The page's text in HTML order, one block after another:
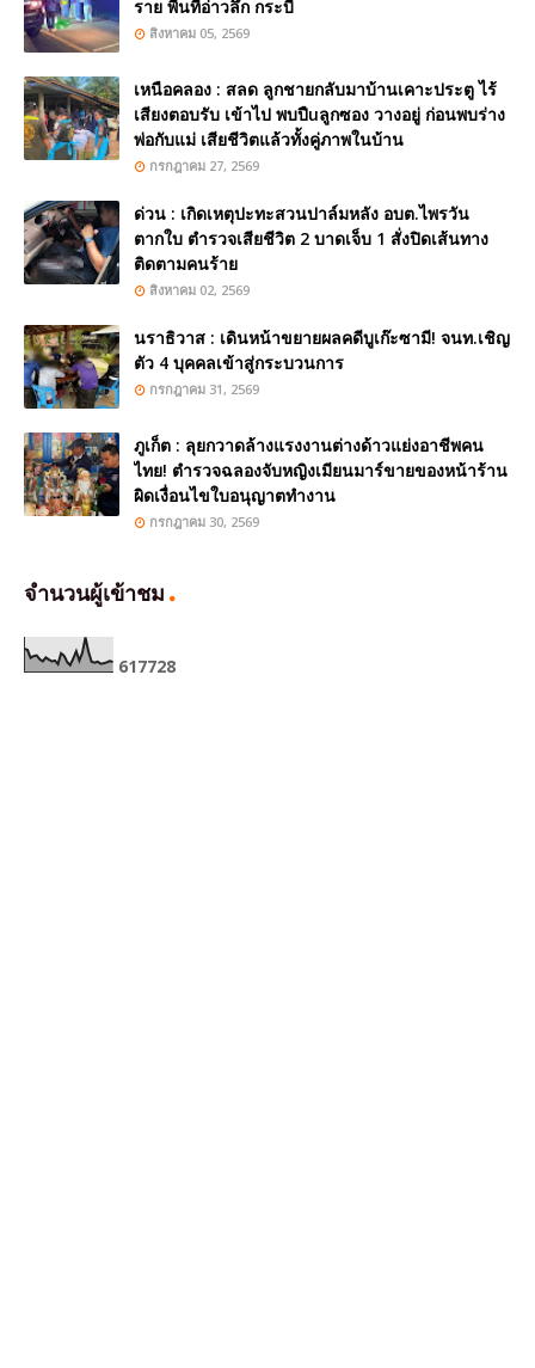
ราย พื้นที่อ่าวลึก กระบี่
สิงหาคม 05, 2569
เหนือคลอง : สลด ลูกชายกลับมาบ้านเคาะประตู ไร้
เสียงตอบรับ เข้าไป พบปืuลูกซอง วางอยู่ ก่อนพบร่าง
พ่อกับแม่ เสียชีวิตแล้วทั้งคู่ภาพในบ้าน
กรกฎาคม 27, 2569
ด่วน : เกิดเหตุปะทะสวนปาล์มหลัง อบต.ไพรวัน
ตากใบ ตำรวจเสียชีวิต 2 บาดเจ็บ 1 สั่งปิดเส้นทาง
ติดตามคนร้าย
สิงหาคม 02, 2569
นราธิวาส : เดินหน้าขยายผลคดีบูเก๊ะซามี! จนท.เชิญ
ตัว 4 บุคคลเข้าสู่กระบวนการ
กรกฎาคม 31, 2569
ภูเก็ต : ลุยกวาดล้างแรงงานต่างด้าวแย่งอาชีพคน
ไทย! ตำรวจฉลองจับหญิงเมียนมาร์ขายของหน้าร้าน
ผิดเงื่อนไขใบอนุญาตทำงาน
กรกฎาคม 30, 2569
จำนวนผู้เข้าชม
617728